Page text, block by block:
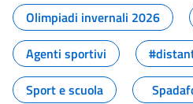
Olimpiadi invernali 2026
Agenti sportivi
Sport e scuola